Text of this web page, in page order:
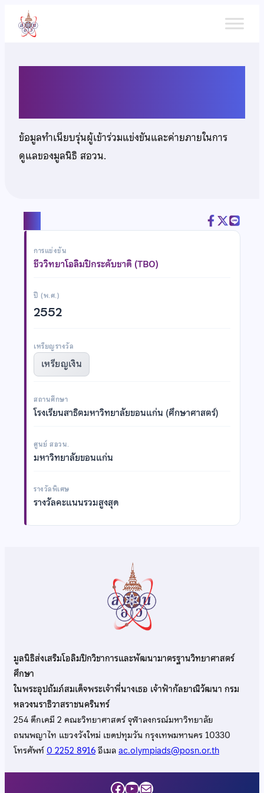
เนื้อหา
ข้อมูลทำเนียบรุ่นผู้เข้าร่วมแข่งขันและค่ายภายในการ
ดูแลของมูลนิธิ สอวน.
การแข่งขัน
ชีววิทยาโอลิมปิกระดับชาติ (TBO)
ปี (พ.ศ.)
2552
เหรียญรางวัล
เหรียญเงิน
สถานศึกษา
โรงเรียนสาธิตมหาวิทยาลัยขอนแก่น (ศึกษาศาสตร์)
ศูนย์ สอวน.
มหาวิทยาลัยขอนแก่น
รางวัลพิเศษ
รางวัลคะแนนรวมสูงสุด
มูลนิธิส่งเสริมโอลิมปิกวิชาการและพัฒนามาตรฐานวิทยาศาสตร์
ศึกษา
ในพระอุปถัมภ์สมเด็จพระเจ้าพี่นางเธอ เจ้าฟ้ากัลยาณิวัฒนา กรม
หลวงนราธิวาสราชนครินทร์
254 ตึกเคมี 2 คณะวิทยาศาสตร์ จุฬาลงกรณ์มหาวิทยาลัย
ถนนพญาไท แขวงวังใหม่ เขตปทุมวัน กรุงเทพมหานคร 10330
โทรศัพท์0 2252 8916อีเมลac.olympiads@posn.or.th
Facebook
YouTube
Mail